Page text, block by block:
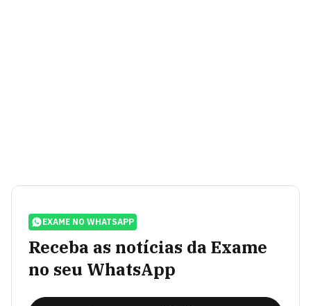
EXAME NO WHATSAPP
Receba as notícias da Exame
no seu WhatsApp